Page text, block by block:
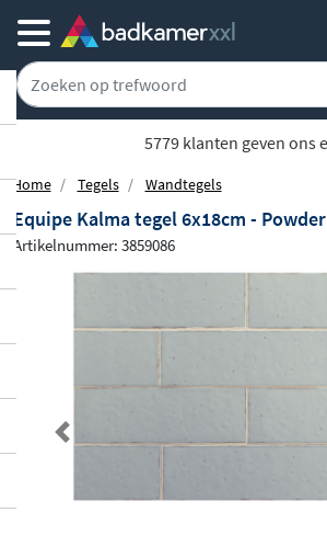
5779 klanten geven ons
Home Tegels Wandtegels
Equipe Kalma tegel 6x18cm -
Artikelnummer: 3859086
Previous